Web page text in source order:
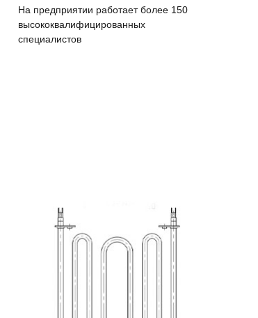
На предприятии работает более 150
высококвалифицированных
специалистов